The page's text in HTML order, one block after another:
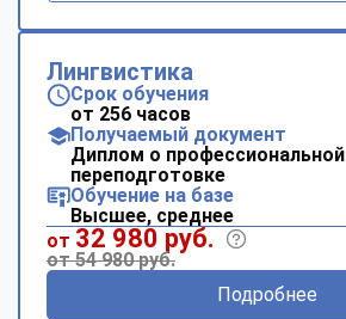
Лингвистика
Срок обучения
от 256 часов
Получаемый документ
Диплом о профессиональной
переподготовке
Обучение на базе
Высшее, среднее
от 32 980 руб.
от 54 980 руб.
Подробнее